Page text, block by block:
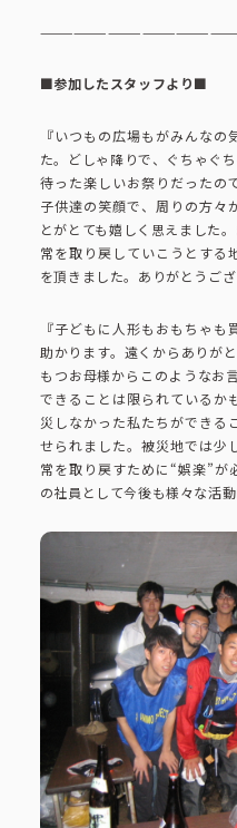
■参加したスタッフより■
『いつもの広場もがみんな
た。どしゃ降りで、ぐちゃぐ
待った楽しいお祭りだったの
子供達の笑顔で、周りの方々
とがとても嬉しく思えました
常を取り戻していこうとする
を頂きました。ありがとうござ
『子どもに人形もおもちゃ
助かります。遠くからありが
もつお母様からこのようなお
できることは限られているか
災しなかった私たちができる
せられました。被災地では少
常を取り戻すために“娯楽”が
の社員として今後も様々な活